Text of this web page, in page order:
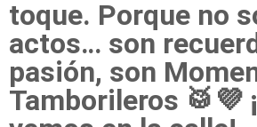
toque. Porque no
actos… son
pasión, son
Tamborileros 🥁💜